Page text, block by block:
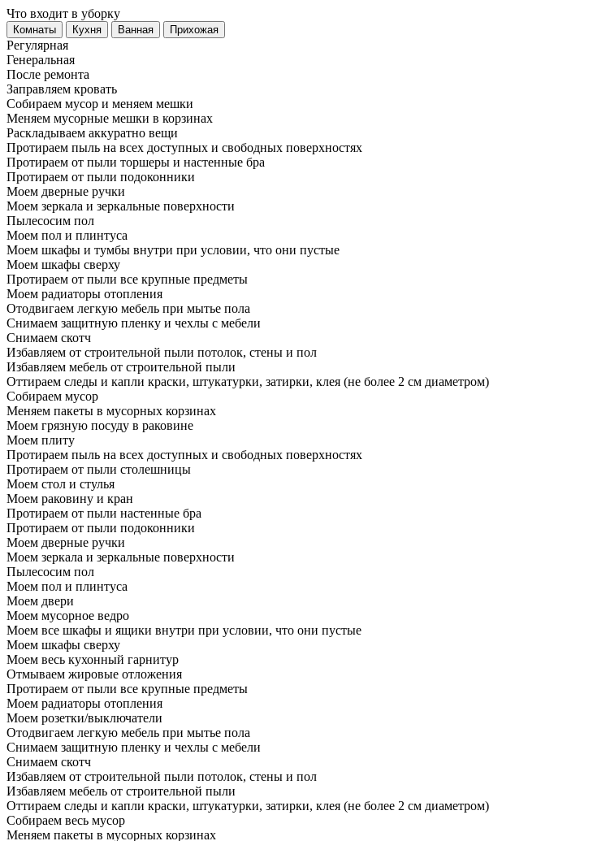
Что входит в уборку
Регу­лярная
Гене­ральная
После ремонта
Заправляем кровать
Собираем мусор и меняем мешки
Меняем мусорные мешки в корзинах
Раскладываем аккуратно вещи
Протираем пыль на всех доступных и свободных поверхностях
Протираем от пыли торшеры и настенные бра
Протираем от пыли подоконники
Моем дверные ручки
Моем зеркала и зеркальные поверхности
Пылесосим пол
Моем пол и плинтуса
Моем шкафы и тумбы внутри при условии, что они пустые
Моем шкафы сверху
Протираем от пыли все крупные предметы
Моем радиаторы отопления
Отодвигаем легкую мебель при мытье пола
Снимаем защитную пленку и чехлы с мебели
Снимаем скотч
Избавляем от строительной пыли потолок, стены и пол
Избавляем мебель от строительной пыли
Оттираем следы и капли краски, штукатурки, затирки, клея (не более 2 см диаметром)
Собираем мусор
Меняем пакеты в мусорных корзинах
Моем грязную посуду в раковине
Моем плиту
Протираем пыль на всех доступных и свободных поверхностях
Протираем от пыли столешницы
Моем стол и стулья
Моем раковину и кран
Протираем от пыли настенные бра
Протираем от пыли подоконники
Моем дверные ручки
Моем зеркала и зеркальные поверхности
Пылесосим пол
Моем пол и плинтуса
Моем двери
Моем мусорное ведро
Моем все шкафы и ящики внутри при условии, что они пустые
Моем шкафы сверху
Моем весь кухонный гарнитур
Отмываем жировые отложения
Протираем от пыли все крупные предметы
Моем радиаторы отопления
Моем розетки/выключатели
Отодвигаем легкую мебель при мытье пола
Снимаем защитную пленку и чехлы с мебели
Снимаем скотч
Избавляем от строительной пыли потолок, стены и пол
Избавляем мебель от строительной пыли
Оттираем следы и капли краски, штукатурки, затирки, клея (не более 2 см диаметром)
Собираем весь мусор
Меняем пакеты в мусорных корзинах